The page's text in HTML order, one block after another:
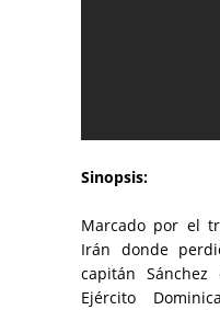
Sinopsis:
Marcado por el
Irán donde
capitán
Ejército